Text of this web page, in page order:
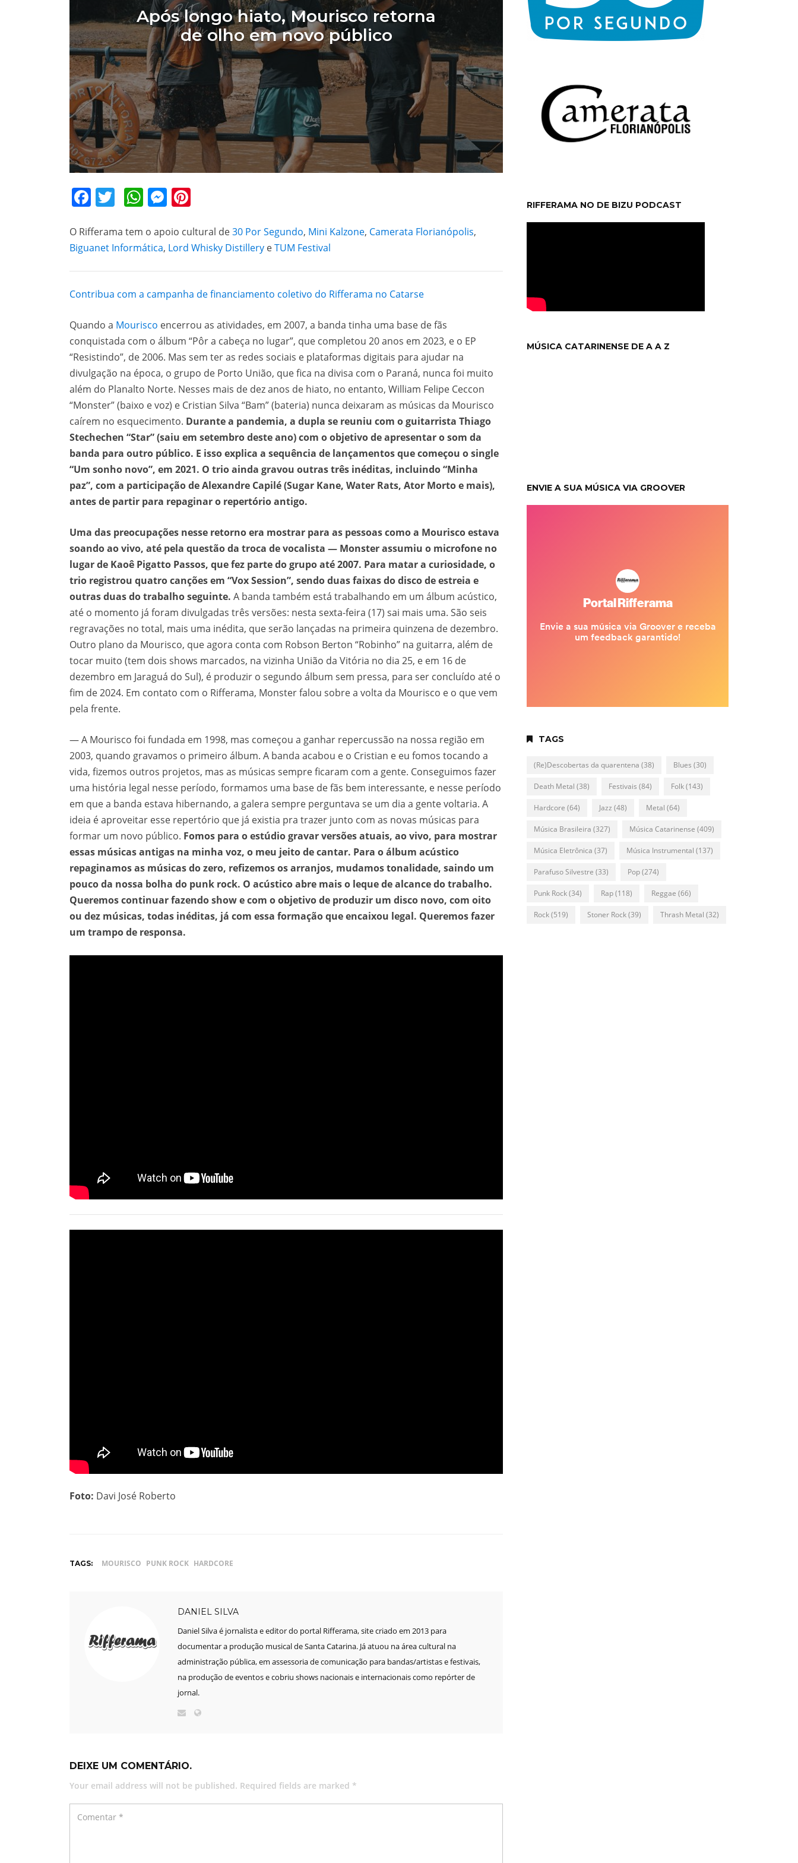
Após longo hiato, Mourisco retorna
de olho em novo público
Facebook
Twitter
WhatsApp
Messenger
O Rifferama tem o apoio cultural de30 Por Segundo, Mini Kalzone, Camerata Florianópolis,
Biguanet Informática, Lord Whisky Distillery eTUM Festival
Contribua com a campanha de financiamento coletivo do Rifferama no Catarse
Quando a Mourisco encerrou as atividades, em 2007, a banda tinha uma base de fãs
conquistada com o álbum “Pôr a cabeça no lugar”, que completou 20 anos em 2023, e o EP
“Resistindo”, de 2006. Mas sem ter as redes sociais e plataformas digitais para ajudar na
divulgação na época, o grupo de Porto União, que fica na divisa com o Paraná, nunca foi muito
além do Planalto Norte. Nesses mais de dez anos de hiato, no entanto, William Felipe Ceccon
“Monster” (baixo e voz) e Cristian Silva “Bam” (bateria) nunca deixaram as músicas da Mourisco
caírem no esquecimento. Durante a pandemia, a dupla se reuniu com o guitarrista Thiago
Stechechen “Star” (saiu em setembro deste ano) com o objetivo de apresentar o som da
banda para outro público. E isso explica a sequência de lançamentos que começou o single
“Um sonho novo”, em 2021. O trio ainda gravou outras três inéditas, incluindo “Minha
paz”, com a participação de Alexandre Capilé (Sugar Kane, Water Rats, Ator Morto e mais),
antes de partir para repaginar o repertório antigo.
Uma das preocupações nesse retorno era mostrar para as pessoas como a Mourisco estava
soando ao vivo, até pela questão da troca de vocalista — Monster assumiu o microfone no
lugar de Kaoê Pigatto Passos, que fez parte do grupo até 2007. Para matar a curiosidade, o
trio registrou quatro canções em “Vox Session”, sendo duas faixas do disco de estreia e
outras duas do trabalho seguinte. A banda também está trabalhando em um álbum acústico,
até o momento já foram divulgadas três versões: nesta sexta-feira (17) sai mais uma. São seis
regravações no total, mais uma inédita, que serão lançadas na primeira quinzena de dezembro.
Outro plano da Mourisco, que agora conta com Robson Berton “Robinho” na guitarra, além de
tocar muito (tem dois shows marcados, na vizinha União da Vitória no dia 25, e em 16 de
dezembro em Jaraguá do Sul), é produzir o segundo álbum sem pressa, para ser concluído até o
fim de 2024. Em contato com o Rifferama, Monster falou sobre a volta da Mourisco e o que vem
pela frente.
— A Mourisco foi fundada em 1998, mas começou a ganhar repercussão na nossa região em
2003, quando gravamos o primeiro álbum. A banda acabou e o Cristian e eu fomos tocando a
vida, fizemos outros projetos, mas as músicas sempre ficaram com a gente. Conseguimos fazer
uma história legal nesse período, formamos uma base de fãs bem interessante, e nesse período
em que a banda estava hibernando, a galera sempre perguntava se um dia a gente voltaria. A
ideia é aproveitar esse repertório que já existia pra trazer junto com as novas músicas para
formar um novo público. Fomos para o estúdio gravar versões atuais, ao vivo, para mostrar
essas músicas antigas na minha voz, o meu jeito de cantar. Para o álbum acústico
repaginamos as músicas do zero, refizemos os arranjos, mudamos tonalidade, saindo um
pouco da nossa bolha do punk rock. O acústico abre mais o leque de alcance do trabalho.
Queremos continuar fazendo show e com o objetivo de produzir um disco novo, com oito
ou dez músicas, todas inéditas, já com essa formação que encaixou legal. Queremos fazer
um trampo de responsa.
Foto: Davi José Roberto
TAGS: MOURISCO PUNK ROCK HARDCORE
DANIEL SILVA
Daniel Silva é jornalista e editor do portal Rifferama, site criado em 2013 para
documentar a produção musical de Santa Catarina. Já atuou na área cultural na
administração pública, em assessoria de comunicação para bandas/artistas e festivais,
na produção de eventos e cobriu shows nacionais e internacionais como repórter de
jornal.
DEIXE UM COMENTÁRIO.
Your email address will not be published. Required fields are marked *
RIFFERAMA NO DE BIZU PODCAST
MÚSICA CATARINENSE DE A A Z
ENVIE A SUA MÚSICA VIA GROOVER
TAGS
(Re)Descobertas da quarentena (38) Blues (30)
Death Metal (38) Festivais (84) Folk(143)
Hardcore (64) Jazz (48) Metal (64)
Música Brasileira (327) Música Catarinense (409)
Música Eletrônica (37) Música Instrumental (137)
Parafuso Silvestre (33) Pop(274)
Punk Rock(34) Rap(118) Reggae (66)
Rock(519) Stoner Rock(39) Thrash Metal (32)